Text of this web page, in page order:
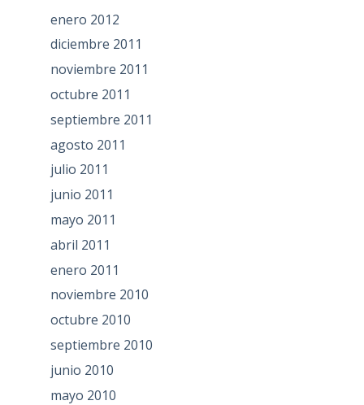
enero 2012
diciembre 2011
noviembre 2011
octubre 2011
septiembre 2011
agosto 2011
julio 2011
junio 2011
mayo 2011
abril 2011
enero 2011
noviembre 2010
octubre 2010
septiembre 2010
junio 2010
mayo 2010